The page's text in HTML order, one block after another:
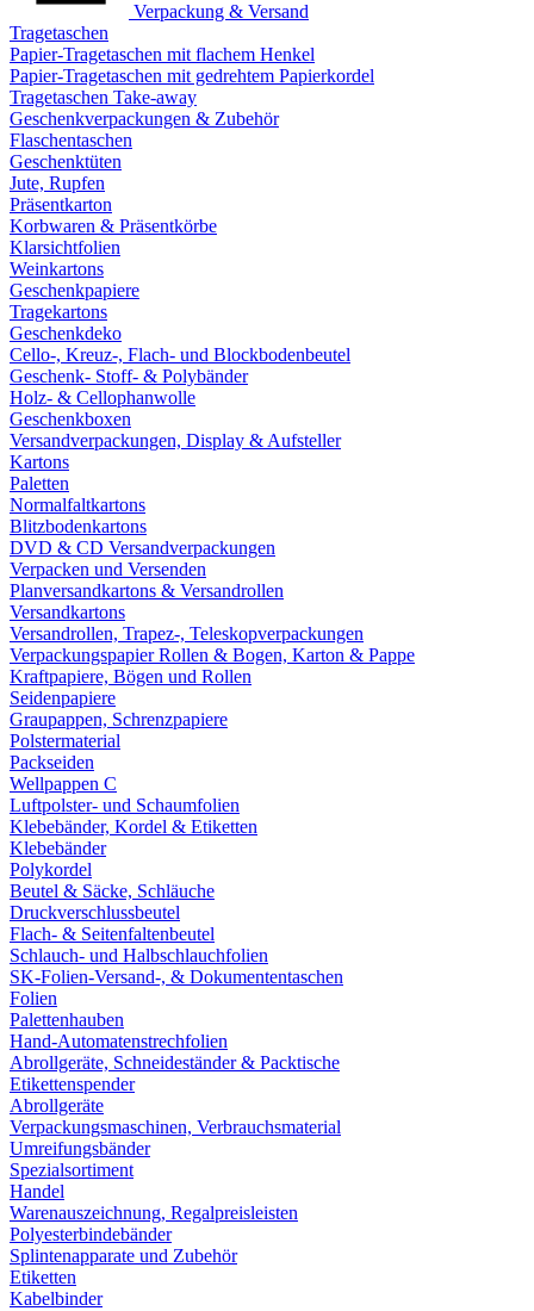
Verpackung & Versand
Tragetaschen
Papier-Tragetaschen mit flachem Henkel
Papier-Tragetaschen mit gedrehtem Papierkordel
Tragetaschen Take-away
Geschenkverpackungen & Zubehör
Flaschentaschen
Geschenktüten
Jute, Rupfen
Präsentkarton
Korbwaren & Präsentkörbe
Klarsichtfolien
Weinkartons
Geschenkpapiere
Tragekartons
Geschenkdeko
Cello-, Kreuz-, Flach- und Blockbodenbeutel
Geschenk- Stoff- & Polybänder
Holz- & Cellophanwolle
Geschenkboxen
Versandverpackungen, Display & Aufsteller
Kartons
Paletten
Normalfaltkartons
Blitzbodenkartons
DVD & CD Versandverpackungen
Verpacken und Versenden
Planversandkartons & Versandrollen
Versandkartons
Versandrollen, Trapez-, Teleskopverpackungen
Verpackungspapier Rollen & Bogen, Karton & Pappe
Kraftpapiere, Bögen und Rollen
Seidenpapiere
Graupappen, Schrenzpapiere
Polstermaterial
Packseiden
Wellpappen C
Luftpolster- und Schaumfolien
Klebebänder, Kordel & Etiketten
Klebebänder
Polykordel
Beutel & Säcke, Schläuche
Druckverschlussbeutel
Flach- & Seitenfaltenbeutel
Schlauch- und Halbschlauchfolien
SK-Folien-Versand-, & Dokumententaschen
Folien
Palettenhauben
Hand-Automatenstrechfolien
Abrollgeräte, Schneideständer & Packtische
Etikettenspender
Abrollgeräte
Verpackungsmaschinen, Verbrauchsmaterial
Umreifungsbänder
Spezialsortiment
Handel
Warenauszeichnung, Regalpreisleisten
Polyesterbindebänder
Splintenapparate und Zubehör
Etiketten
Kabelbinder